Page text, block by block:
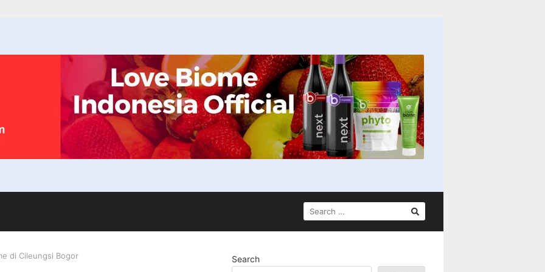
SEARCH
FOR:
di Cileungsi Bogor
Search